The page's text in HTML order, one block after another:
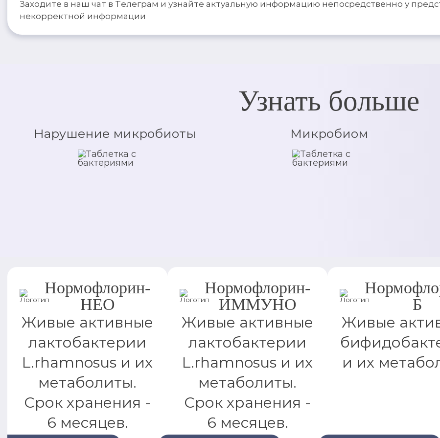
Заходите в наш чат в Телеграм и узнайте актуальную информацию непосредственно у
некорректной информации
Узнать больше
Нарушение микробиоты Микробиом
Нормофлорин-
НЕО
Живые активные
лактобактерии
L.rhamnosus и их
метаболиты.
Срок хранения -
6 месяцев.
Нормофлорин-
ИММУНО
Живые активные
лактобактерии
L.rhamnosus и их
метаболиты.
Срок хранения -
6 месяцев.
Б
Живые
и их